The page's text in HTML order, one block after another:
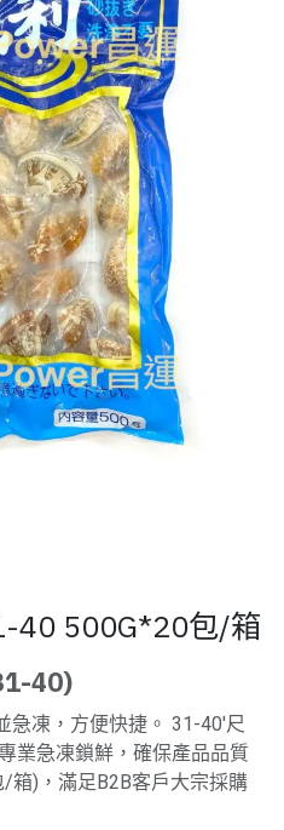
40 500G*20包/箱
40)
急凍，方便快捷。 31-40'尺
業急凍鎖鮮，確保產品品質
箱)，滿足B2B客戶大宗採購